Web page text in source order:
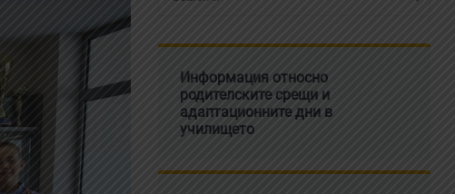
Информация относно
родителските срещи и
адаптационните дни в
училището